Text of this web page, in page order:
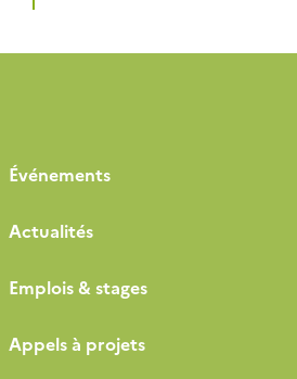
également GeoNetwork,
Événements
Actualités
Emplois & stages
Appels à projets